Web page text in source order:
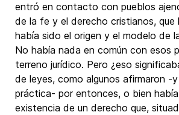
entró en contacto con pueblos
de la fe y el derecho cristianos,
había sido el origen y el modelo de
No había nada en común con esos
terreno jurídico. Pero ¿eso
de leyes, como algunos afirmaron -
práctica- por entonces, o bien
existencia de un derecho que,